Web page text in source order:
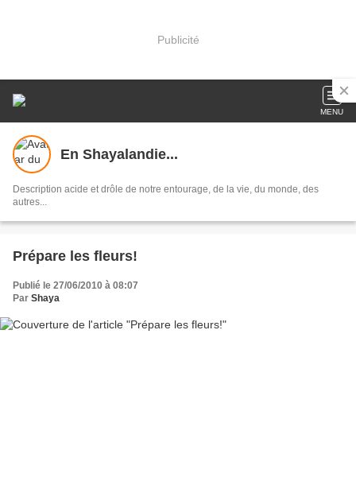
Publicité
MENU
En Shayalandie...
Description acide et drôle de notre entourage, de la vie, du monde, des
autres...
Prépare les fleurs!
Publié le 27/06/2010 à 08:07
Par Shaya